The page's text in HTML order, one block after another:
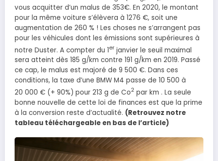
vous acquitter d’un malus de 353€. En 2020, le montant
pour la même voiture s’élèvera à 1276 €, soit une
augmentation de 260 % ! Les choses ne s’arrangent pas
pour les véhicules dont les émissions sont supérieures à
notre Duster. A compter du 1er janvier le seuil maximal
sera atteint dès 185 g/km contre 191 g/km en 2019. Passé
ce cap, le malus est majoré de 9 500 €. Dans ces
conditions, la taxe d’une BMW M4 passe de 10 500 à
20 000 € (+ 90%) pour 213 g de Co2 par km . La seule
bonne nouvelle de cette loi de finances est que la prime
à la conversion reste d’actualité. (Retrouvez notre
tableau téléchargeable en bas de l’article)